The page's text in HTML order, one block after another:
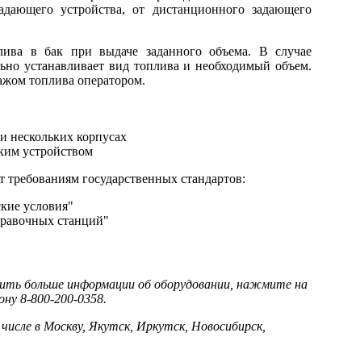
устройства, от дистанционного задающего
в бак при выдаче заданного объема. В случае
устанавливает вид топлива и необходимый объем.
топлива оператором.
нескольких корпусах
устройством
государственных стандартов:
условия"
станций"
больше информации об оборудовании, нажмите на
8-800-200-0358.
в Москву, Якутск, Иркутск, Новосибирск,